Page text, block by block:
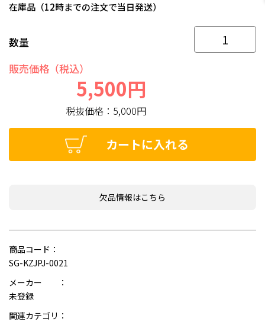
在庫品（12時までの注文で当日発送）
数量
販売価格（税込）
5,500円
税抜価格： 5,000円
カートに入れる
欠品情報はこちら
商品コード：
SG-KZJPJ-0021
メーカー ：
未登録
関連カテゴリ：